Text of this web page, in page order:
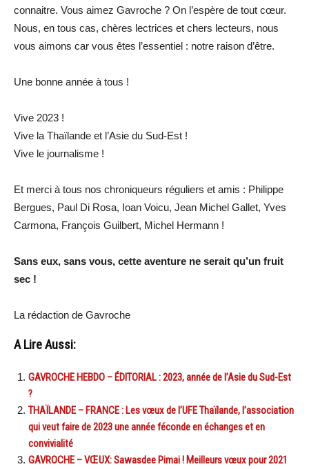
connaitre. Vous aimez Gavroche ? On l’espère de tout cœur.
Nous, en tous cas, chères lectrices et chers lecteurs, nous
vous aimons car vous êtes l’essentiel : notre raison d’être.
Une bonne année à tous !
Vive 2023 !
Vive la Thaïlande et l’Asie du Sud-Est !
Vive le journalisme !
Et merci à tous nos chroniqueurs réguliers et amis : Philippe
Bergues, Paul Di Rosa, Ioan Voicu, Jean Michel Gallet, Yves
Carmona, François Guilbert, Michel Hermann !
Sans eux, sans vous, cette aventure ne serait qu’un fruit
sec !
La rédaction de Gavroche
A Lire Aussi:
GAVROCHE HEBDO – ÉDITORIAL : 2023, année de l’Asie du Sud-Est
?
THAÏLANDE – FRANCE : Les vœux de l’UFE Thaïlande, l’association
qui veut faire de 2023 une année féconde en échanges et en
convivialité
GAVROCHE – VŒUX: Sawasdee Pimai ! Meilleurs vœux pour 2021